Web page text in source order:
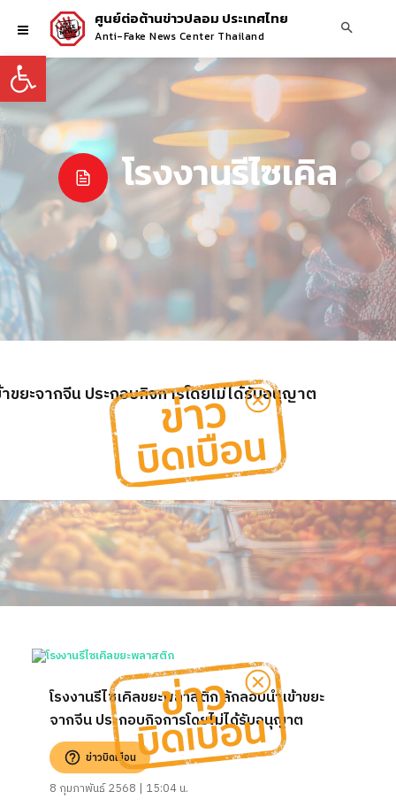
Open toolbar
ศูนย์ต่อต้านข่าวปลอม ประเทศไทย
Anti-Fake News Center Thailand
โรงงานรีไซเคิล
ขยะจากจีน ประกอบกิจการโดยไม่ได้รับอนุญาต
โรงงานรีไซเคิลขยะพลาสติก ลักลอบนำเข้าขยะ
จากจีน ประกอบกิจการโดยไม่ได้รับอนุญาต
ข่าวบิดเบือน
8 กุมภาพันธ์ 2568 | 15:04 น.